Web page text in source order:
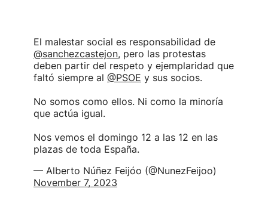
El malestar social es responsabilidad de
@sanchezcastejon, pero las protestas
deben partir del respeto y ejemplaridad que
faltó siempre al @PSOE y sus socios.
No somos como ellos. Ni como la minoría
que actúa igual.
Nos vemos el domingo 12 a las 12 en las
plazas de toda España.
— Alberto Núñez Feijóo (@NunezFeijoo)
November 7, 2023